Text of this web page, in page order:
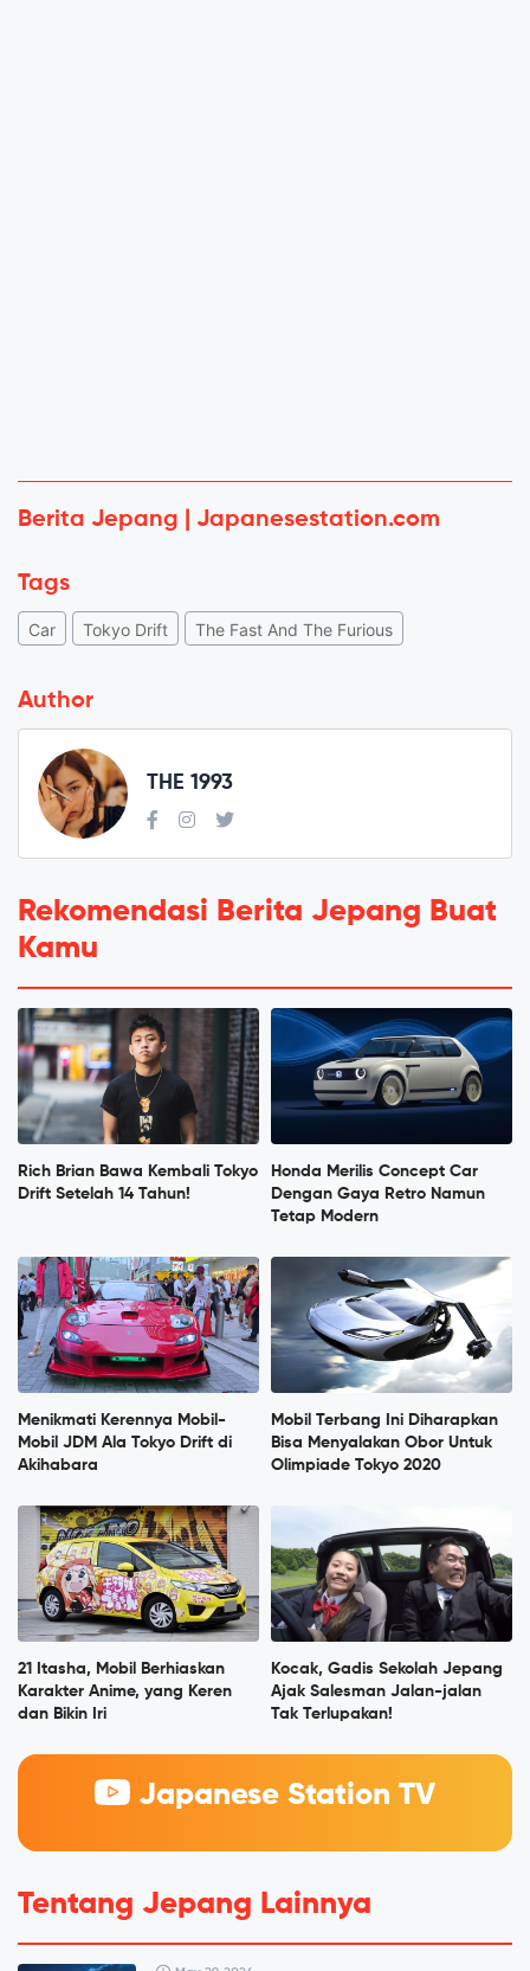
Berita Jepang | Japanesestation.com
Tags
Car Tokyo Drift The Fast And The Furious
Author
THE 1993
Rekomendasi Berita Jepang Buat
Kamu
Rich Brian Bawa Kembali Tokyo
Drift Setelah 14 Tahun!
Honda Merilis Concept Car
Dengan Gaya Retro Namun
Tetap Modern
Menikmati Kerennya Mobil-
Mobil JDM Ala Tokyo Drift di
Akihabara
Mobil Terbang Ini Diharapkan
Bisa Menyalakan Obor Untuk
Olimpiade Tokyo 2020
21 Itasha, Mobil Berhiaskan
Karakter Anime, yang Keren
dan Bikin Iri
Kocak, Gadis Sekolah Jepang
Ajak Salesman Jalan-jalan
Tak Terlupakan!
Japanese Station TV
Tentang Jepang Lainnya